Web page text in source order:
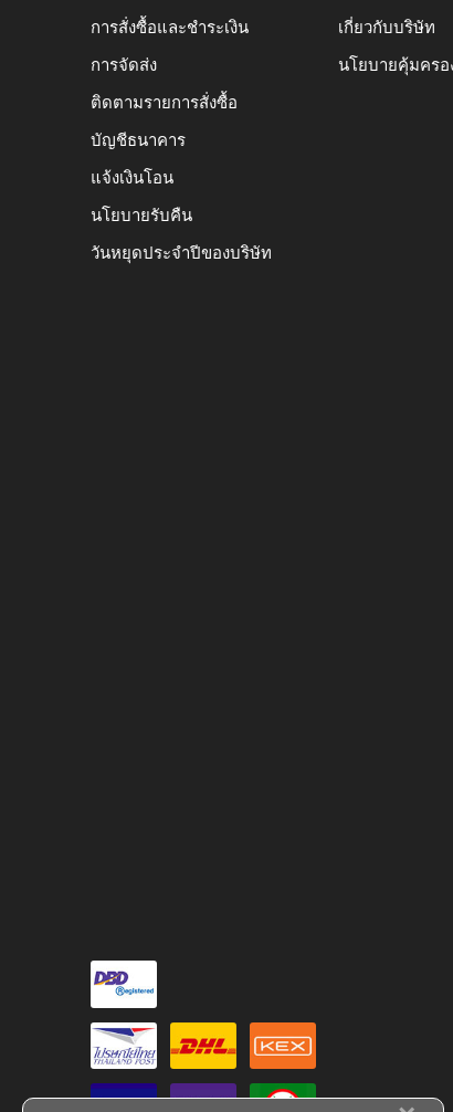
การสั่งซื้อและชำระเงิน
การจัดส่ง
ติดตามรายการสั่งซื้อ
บัญชีธนาคาร
แจ้งเงินโอน
นโยบายรับคืน
วันหยุดประจำปีของบริษัท
เกี่ยวกับบริษัท
นโยบายคุ้มคร